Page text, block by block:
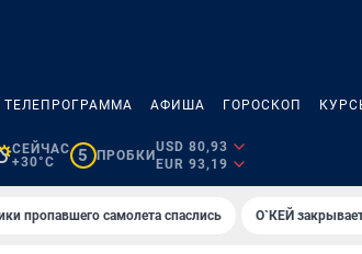
ТЕЛЕПРОГРАММА АФИША ГОРОСКОП
СЕЙЧАС
+30°C
5 ПРОБКИ
USD 80,93
EUR 93,19
пропавшего самолета спаслись О`КЕЙ